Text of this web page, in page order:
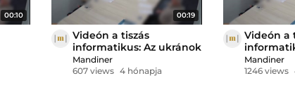
00:10 00:19
Videón a tiszás
informatikus: Az ukránok
is támadták a Barátság
kőolajvezetéket
Mandiner
607 views 4 hónapja
Videón a
olyan
nem csak
Mandiner
1246 views